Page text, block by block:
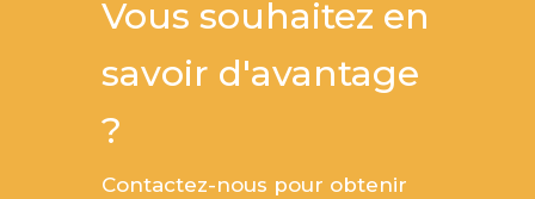
Vous souhaitez en
savoir d'avantage
?
Contactez-nous pour obtenir